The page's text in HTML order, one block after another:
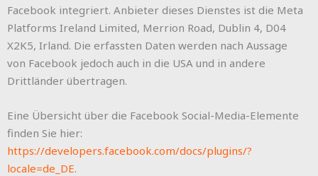
Facebook integriert. Anbieter dieses Dienstes ist die Meta
Platforms Ireland Limited, Merrion Road, Dublin 4, D04
X2K5, Irland. Die erfassten Daten werden nach Aussage
von Facebook jedoch auch in die USA und in andere
Drittländer übertragen.
Eine Übersicht über die Facebook Social-Media-Elemente
finden Sie hier:
https://developers.facebook.com/docs/plugins/?
locale=de_DE.